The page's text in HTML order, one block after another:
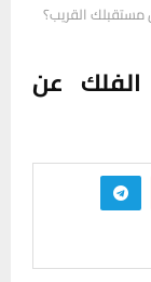
مستقبلك القريب؟
الفلك عن